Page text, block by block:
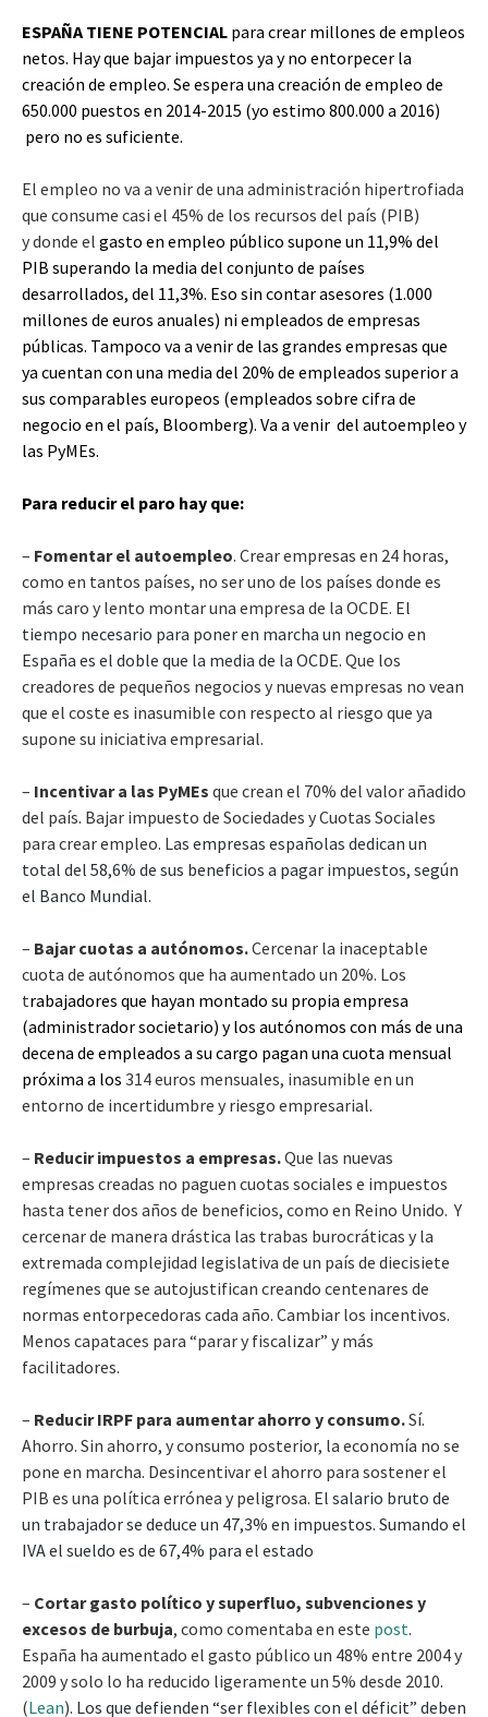
ESPAÑA TIENE POTENCIAL para crear millones de empleos
netos. Hay que bajar impuestos ya y no entorpecer la
creación de empleo. Se espera una creación de empleo de
650.000 puestos en 2014-2015 (yo estimo 800.000 a 2016)
pero no es suficiente.
El empleo no va a venir de una administración hipertrofiada
que consume casi el 45% de los recursos del país (PIB)
y donde el gasto en empleo público supone un 11,9% del
PIB superando la media del conjunto de países
desarrollados, del 11,3%. Eso sin contar asesores (1.000
millones de euros anuales) ni empleados de empresas
públicas. Tampoco va a venir de las grandes empresas que
ya cuentan con una media del 20% de empleados superior a
sus comparables europeos (empleados sobre cifra de
negocio en el país, Bloomberg). Va a venir del autoempleo y
las PyMEs.
Para reducir el paro hay que:
– Fomentar el autoempleo. Crear empresas en 24 horas,
como en tantos países, no ser uno de los países donde es
más caro y lento montar una empresa de la OCDE. El
tiempo necesario para poner en marcha un negocio en
España es el doble que la media de la OCDE. Que los
creadores de pequeños negocios y nuevas empresas no vean
que el coste es inasumible con respecto al riesgo que ya
supone su iniciativa empresarial.
– Incentivar a las PyMEs que crean el 70% del valor añadido
del país. Bajar impuesto de Sociedades y Cuotas Sociales
para crear empleo. Las empresas españolas dedican un
total del 58,6% de sus beneficios a pagar impuestos, según
el Banco Mundial.
– Bajar cuotas a autónomos.Cercenar la inaceptable
cuota de autónomos que ha aumentado un 20%. Los
trabajadores que hayan montado su propia empresa
(administrador societario) y los autónomos con más de una
decena de empleados a su cargo pagan una cuota mensual
próxima a los 314 euros mensuales, inasumible en un
entorno de incertidumbre y riesgo empresarial.
– Reducir impuestos a empresas.Que las nuevas
empresas creadas no paguen cuotas sociales e impuestos
hasta tener dos años de beneficios, como en Reino Unido. Y
cercenar de manera drástica las trabas burocráticas y la
extremada complejidad legislativa de un país de diecisiete
regímenes que se autojustifican creando centenares de
normas entorpecedoras cada año. Cambiar los incentivos.
Menos capataces para “parar y fiscalizar” y más
facilitadores.
– Reducir IRPF para aumentar ahorro y consumo.Sí.
Ahorro. Sin ahorro, y consumo posterior, la economía no se
pone en marcha. Desincentivar el ahorro para sostener el
PIB es una política errónea y peligrosa. El salario bruto de
un trabajador se deduce un 47,3% en impuestos. Sumando el
IVA el sueldo es de 67,4% para el estado
– Cortar gasto político y superfluo, subvenciones y
excesos de burbuja, como comentaba en este post.
España ha aumentado el gasto público un 48% entre 2004 y
2009 y solo lo ha reducido ligeramente un 5% desde 2010.
(Lean). Los que defienden “ser flexibles con el déficit” deben